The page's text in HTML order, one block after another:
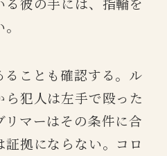
ることも確認する。ル
ら犯人は左手で殴った
リマーはその条件に合
拠にならない。コロ